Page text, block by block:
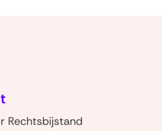
Rechtsbijstand